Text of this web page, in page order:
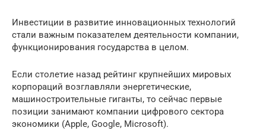
Инвестиции в развитие инновационных технологий
стали важным показателем деятельности компании,
функционирования государства в целом.
Если столетие назад рейтинг крупнейших мировых
корпораций возглавляли энергетические,
машиностроительные гиганты, то сейчас первые
позиции занимают компании цифрового сектора
экономики (Apple, Google, Microsoft).